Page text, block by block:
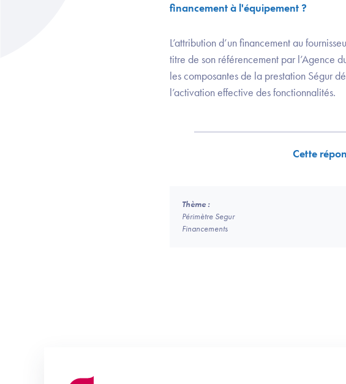
financement à l'équipement ?
L’attribution d’un financement au
titre de son référencement par l’Agence
les composantes de la prestation Ségur
l’activation effective des fonctionnalités.
Cette
Thème :
Périmètre Segur
Financements